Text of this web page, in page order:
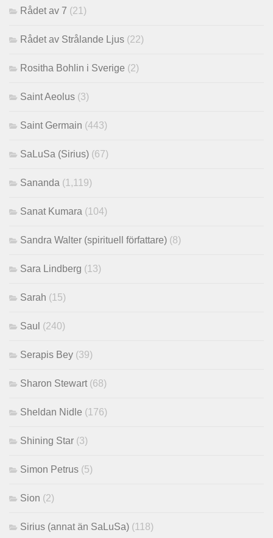
Rådet av 7 (21)
Rådet av Strålande Ljus (22)
Rositha Bohlin i Sverige (2)
Saint Aeolus (3)
Saint Germain (443)
SaLuSa (Sirius) (67)
Sananda (1,119)
Sanat Kumara (104)
Sandra Walter (spirituell författare) (8)
Sara Lindberg (13)
Sarah (15)
Saul (240)
Serapis Bey (39)
Sharon Stewart (68)
Sheldan Nidle (176)
Shining Star (3)
Simon Petrus (5)
Sion (2)
Sirius (annat än SaLuSa) (118)